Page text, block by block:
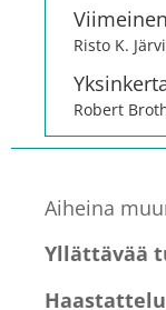
Risto K.
Robert
Aiheina
Yllättävää